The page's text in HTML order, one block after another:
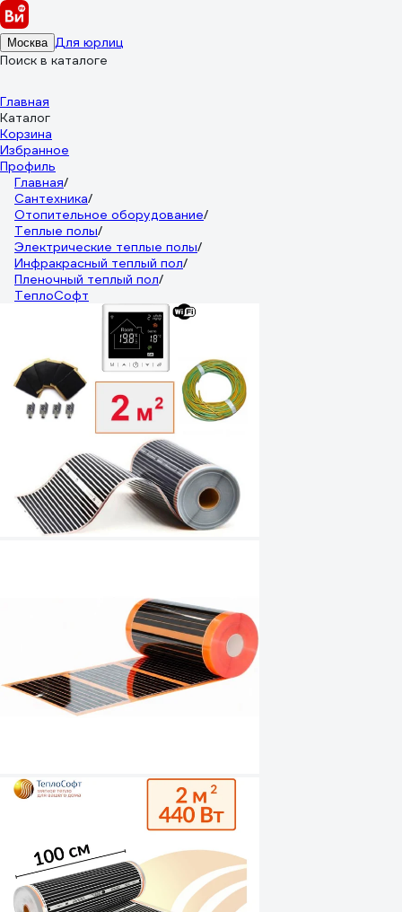
Москва Для юрлиц
Поиск в каталоге
Главная
Каталог
Корзина
Избранное
Профиль
Главная/
Сантехника/
Отопительное оборудование/
Теплые полы/
Электрические теплые полы/
Инфракрасный теплый пол/
Пленочный теплый пол/
ТеплоСофт